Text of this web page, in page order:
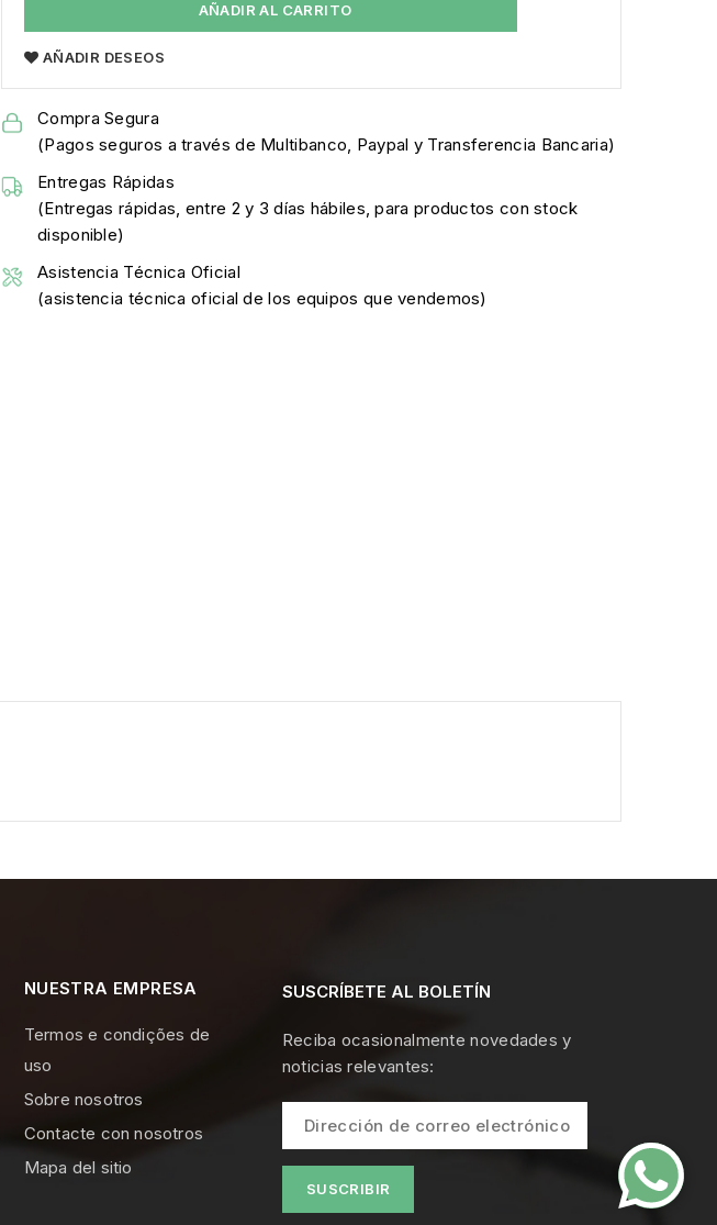
AÑADIR AL CARRITO
AÑADIR DESEOS
Compra Segura
(Pagos seguros a través de Multibanco, Paypal y Transferencia Bancaria)
Entregas Rápidas
(Entregas rápidas, entre 2 y 3 días hábiles, para productos con stock
disponible)
Asistencia Técnica Oficial
(asistencia técnica oficial de los equipos que vendemos)
NUESTRA EMPRESA
Termos e condições de
uso
Sobre nosotros
Contacte con nosotros
Mapa del sitio
SUSCRÍBETE AL BOLETÍN
Reciba ocasionalmente novedades y
noticias relevantes: